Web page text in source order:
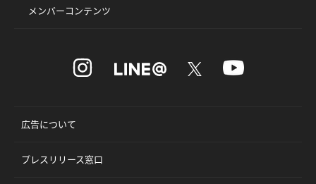
メンバーコンテンツ
広告について
プレスリリース窓口